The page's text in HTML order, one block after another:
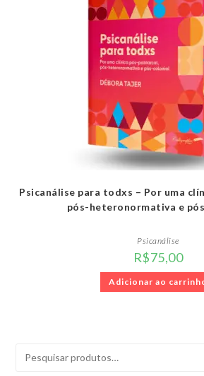
Psicanálise para todxs – Por uma
pós-heteronormativa e
Psicanálise
R$75,00
Adicionar ao